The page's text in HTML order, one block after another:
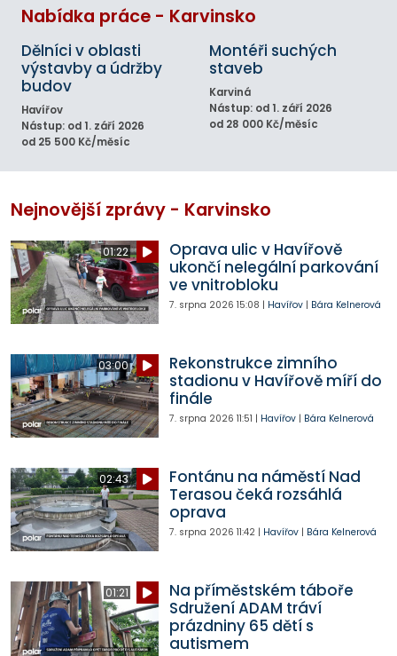
Nabídka práce - Karvinsko
Dělníci v oblasti
výstavby a údržby
budov
Havířov
Nástup: od 1. září 2026
od 25 500 Kč/měsíc
Montéři suchých
staveb
Karviná
Nástup: od 1. září 2026
od 28 000 Kč/měsíc
Nejnovější zprávy - Karvinsko
01:22
Oprava ulic v Havířově
ukončí nelegální parkování
ve vnitrobloku
7. srpna 2026 15:08 | Havířov| Bára Kelnerová
03:00
Rekonstrukce zimního
stadionu v Havířově míří do
finále
7. srpna 2026 11:51 | Havířov| Bára Kelnerová
02:43
Fontánu na náměstí Nad
Terasou čeká rozsáhlá
oprava
7. srpna 2026 11:42| Havířov| Bára Kelnerová
01:21
Na příměstském táboře
Sdružení ADAM tráví
prázdniny 65 dětí s
autismem